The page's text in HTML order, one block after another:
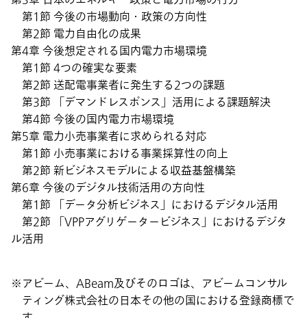
第1節 今後の市場動向・政策の方向性
第2節 電力自由化の成果
第4章 今後想定される国内電力市場環境
第1節 4つの確実な要素
第2節 送配電事業者に発生する2つの課題
第3節 「デマンドレスポンス」活用による課題解決
第4節 今後の国内電力市場環境
第5章 電力小売事業者に求められる対応
第1節 小売事業における事業採算性の向上
第2節 新ビジネスモデルによる収益基盤構築
第6章 今後のデジタル技術活用の方向性
第1節 「データ分析ビジネス」におけるデジタル活用
第2節 「VPPアグリゲータービジネス」におけるデジタ
ル活用
アビーム、ABeam及びそのロゴは、アビームコンサル
ティング株式会社の日本その他の国における登録商標で